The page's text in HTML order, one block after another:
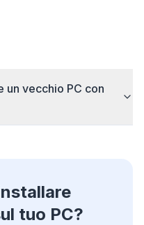
un vecchio PC con
tuo PC?
Brave, Opera — installa